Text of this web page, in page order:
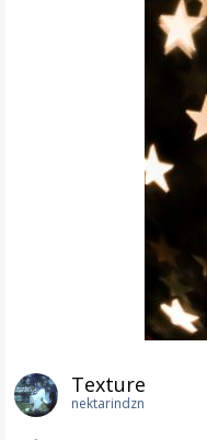
Texture
nektarindzn